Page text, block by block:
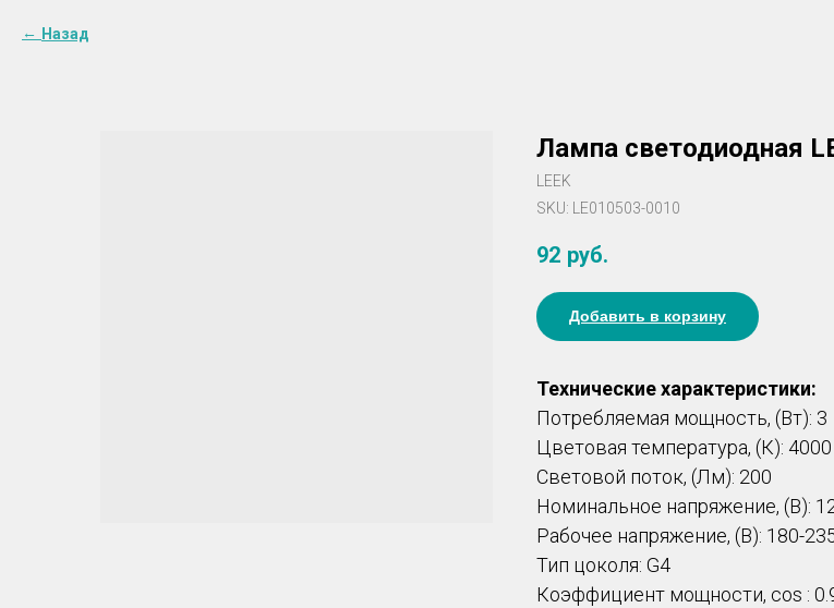
Назад
Лампа светодиодная
LEEK
SKU:
LE010503-0010
92 руб.
Добавить в корзину
Технические характеристики:
Потребляемая мощность, (Вт): 3
Цветовая температура, (К): 4000
Световой поток, (Лм): 200
Номинальное напряжение, (В):
Рабочее напряжение, (В): 180-
Тип цоколя: G4
Коэффициент мощности, cos :